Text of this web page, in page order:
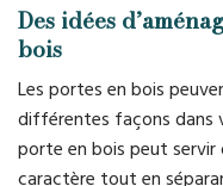
Des idées
bois
Les portes en bois
différentes façons dans
porte en bois peut
caractère tout en